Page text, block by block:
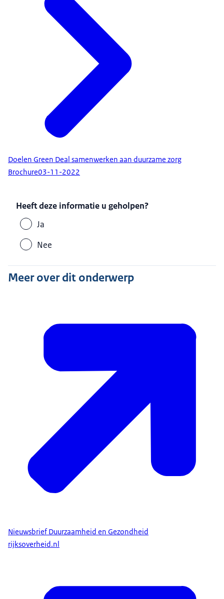
Doelen Green Deal samenwerken aan duurzame zorg
Brochure03-11-2022
Heeft deze informatie u geholpen?
Ja
Nee
Meer over dit onderwerp
Nieuwsbrief Duurzaamheid en Gezondheid
rijksoverheid.nl